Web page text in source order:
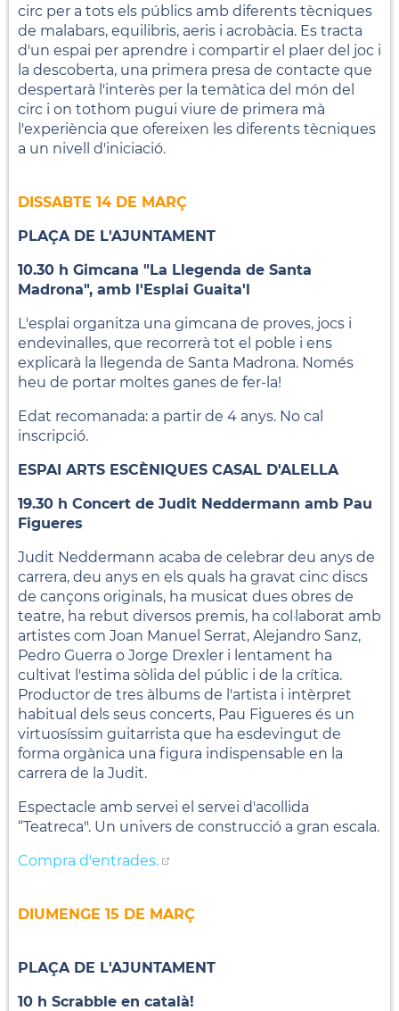
circ per a tots els públics amb diferents tècniques
de malabars, equilibris, aeris i acrobàcia. Es tracta
d'un espai per aprendre i compartir el plaer del joc i
la descoberta, una primera presa de contacte que
despertarà l'interès per la temàtica del món del
circ i on tothom pugui viure de primera mà
l'experiència que ofereixen les diferents tècniques
a un nivell d'iniciació.
DISSABTE 14 DE MARÇ
PLAÇA DE L'AJUNTAMENT
10.30 h Gimcana "La Llegenda de Santa
Madrona", amb l'Esplai Guaita'l
L'esplai organitza una gimcana de proves, jocs i
endevinalles, que recorrerà tot el poble i ens
explicarà la llegenda de Santa Madrona. Només
heu de portar moltes ganes de fer-la!
Edat recomanada: a partir de 4 anys. No cal
inscripció.
ESPAI ARTS ESCÈNIQUES CASAL D'ALELLA
19.30 h Concert de Judit Neddermann amb Pau
Figueres
Judit Neddermann acaba de celebrar deu anys de
carrera, deu anys en els quals ha gravat cinc discs
de cançons originals, ha musicat dues obres de
teatre, ha rebut diversos premis, ha col·laborat amb
artistes com Joan Manuel Serrat, Alejandro Sanz,
Pedro Guerra o Jorge Drexler i lentament ha
cultivat l'estima sòlida del públic i de la crítica.
Productor de tres àlbums de l'artista i intèrpret
habitual dels seus concerts, Pau Figueres és un
virtuosíssim guitarrista que ha esdevingut de
forma orgànica una figura indispensable en la
carrera de la Judit.
Espectacle amb servei el servei d'acollida
“Teatreca". Un univers de construcció a gran escala.
Compra d'entrades.
DIUMENGE 15 DE MARÇ
PLAÇA DE L'AJUNTAMENT
10 h Scrabble en català!